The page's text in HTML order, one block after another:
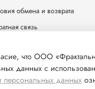
обмена и возврата
связь
что ООО
данных с
персональных данных